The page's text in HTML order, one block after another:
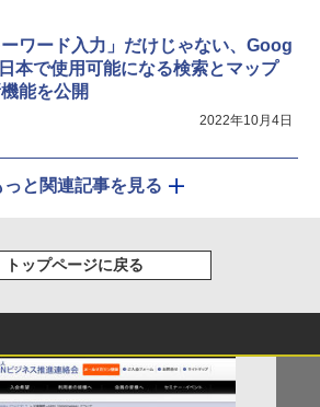
ーワード入力」だけじゃない、Goog
本で使用可能になる検索とマップ
能を公開
2022年10月4日
っと関連記事を見る
トップページに戻る